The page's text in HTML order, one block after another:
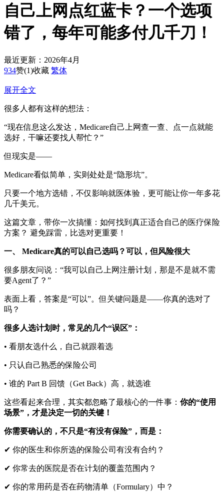
自己上网点红蓝卡？一个选项
错了，每年可能多付几千刀！
最近更新：2026年4月
934赞(1)收藏 繁体
展开全文
很多人都有这样的想法：
“现在信息这么发达，Medicare自己上网查一查、点一点就能
选好，干嘛还要找人帮忙？”
但现实是——
Medicare看似简单，实则处处是“隐形坑”。
只要一个地方选错，不仅影响就医体验，更可能让你一年多花
几千美元。
这篇文章，带你一次搞懂：如何找到真正适合自己的医疗保险
方案？ 避免踩雷，比选对更重要！
一、 Medicare真的可以自己选吗？可以，但风险很大
很多朋友问说：“我可以自己上网注册计划，那是不是就不需
要Agent了？”
表面上看，答案是“可以”。但关键问题是——你真的选对了
吗？
很多人选计划时，常见的几个“误区”：
• 看朋友选什么，自己就跟着选
• 只认自己熟悉的保险公司
• 谁的 Part B 回馈（Get Back）高，就选谁
这些看起来合理，其实都忽略了最核心的一件事： 你的“使用
场景”，才是决定一切的关键！
你需要确认的，不只是“有没有保险”，而是：
✔ 你的医生和你所选的保险公司有没有合约？
✔ 你常去的医院是否在计划的覆盖范围内？
✔ 你的常用药是否在药物清单（Formulary）中？